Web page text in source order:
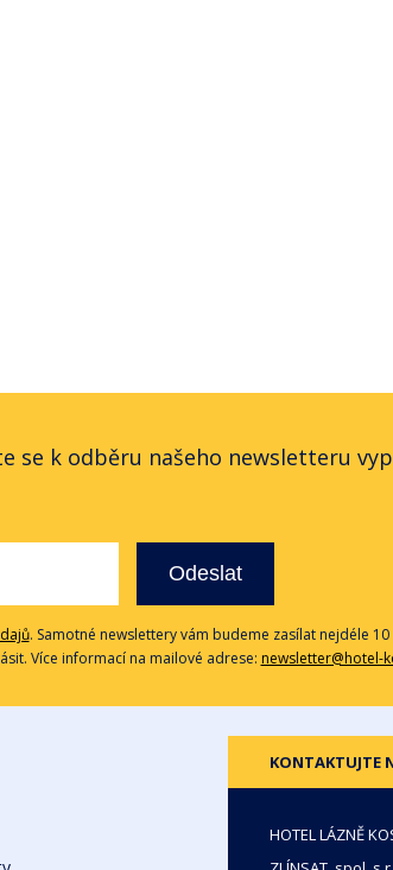
se k odběru našeho newsletteru
Odeslat
. Samotné newslettery vám budeme zasílat nejdéle
Více informací na mailové adrese: newsletter@hotel-
KONTAKTUJTE
HOTEL LÁZNĚ